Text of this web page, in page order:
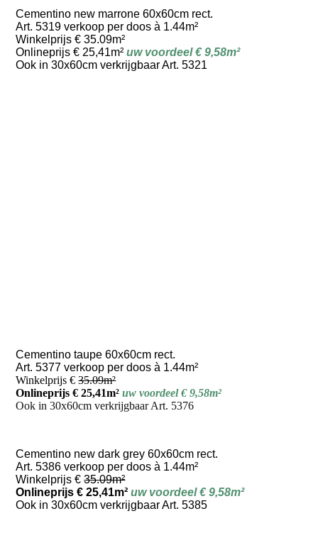
Cementino new marrone 60x60cm rect.
Art. 5319 verkoop per doos à 1.44m²
Winkelprijs € 35.09m²
Onlineprijs € 25,41m²uw voordeel € 9,58m²
Ook in 30x60cm verkrijgbaar Art. 5321
Cementino taupe 60x60cm rect.
Art. 5377 verkoop per doos à 1.44m²
Winkelprijs €35.09m²
Onlineprijs € 25,41m² uw voordeel € 9,58m²
Ook in 30x60cm verkrijgbaar Art. 5376
Cementino new dark grey 60x60cm rect.
Art. 5386 verkoop per doos à 1.44m²
Winkelprijs €35.09m²
Onlineprijs € 25,41m² uw voordeel € 9,58m²
Ook in 30x60cm verkrijgbaar Art. 5385